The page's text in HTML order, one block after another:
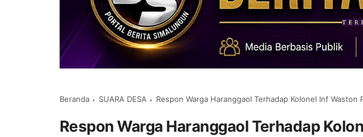
Beranda SUARA DESA Respon Warga Haranggaol Terhadap Kolonel Inf Waston
Respon Warga Haranggaol Terhadap